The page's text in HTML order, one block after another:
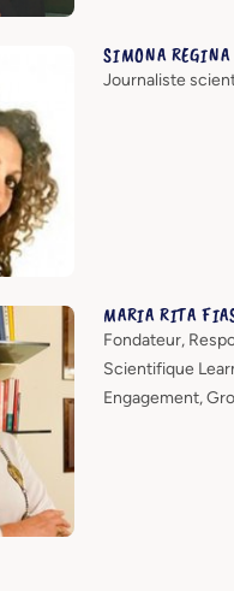
SIMONA REGINA
Journaliste
MARIA RITA
Fondateur,
Scientifique
Engagement,